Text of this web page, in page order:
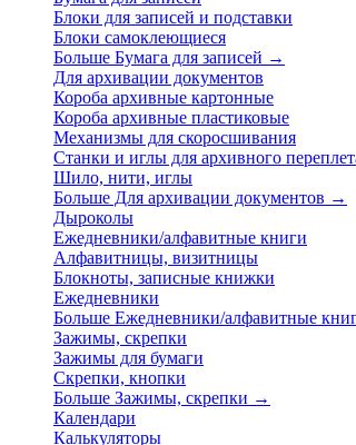
Блоки для записей и подставки
Блоки самоклеющиеся
Больше Бумага для записей →
Для архивации документов
Короба архивные картонные
Короба архивные пластиковые
Механизмы для скоросшивания
Станки и иглы для архивного
Шило, нити, иглы
Больше Для архивации документов →
Дыроколы
Ежедневники/алфавитные книги
Алфавитницы, визитницы
Блокноты, записные книжки
Ежедневники
Больше Ежедневники/алфавитные
Зажимы, скрепки
Зажимы для бумаги
Скрепки, кнопки
Больше Зажимы, скрепки →
Календари
Калькуляторы